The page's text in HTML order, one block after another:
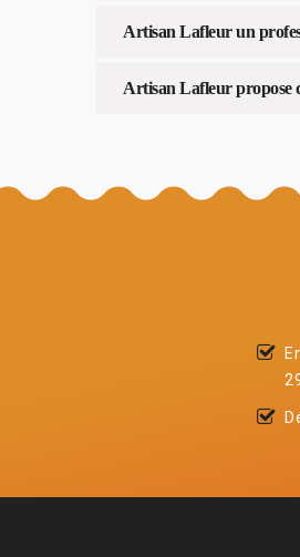
Artisan Lafleur un
Artisan Lafleur propose